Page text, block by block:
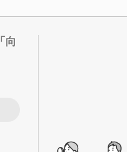
向